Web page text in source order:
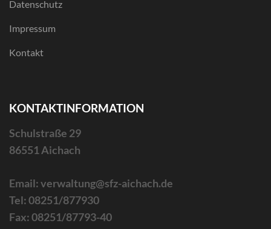
Datenschutz
Impressum
Kontakt
KONTAKTINFORMATION
Schulstraße 29
86551 Aichach
Email: verwaltung@sfz-aichach.de
Tel: 08251/877930
Fax: 08251/87793-40